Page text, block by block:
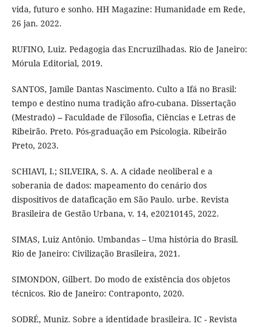
vida, futuro e sonho. HH Magazine: Humanidade em Rede,
26 jan. 2022.
RUFINO, Luiz. Pedagogia das Encruzilhadas. Rio de Janeiro:
Mórula Editorial, 2019.
SANTOS, Jamile Dantas Nascimento. Culto a Ifá no Brasil:
tempo e destino numa tradição afro-cubana. Dissertação
(Mestrado) -- Faculdade de Filosofia, Ciências e Letras de
Ribeirão. Preto. Pós-graduação em Psicologia. Ribeirão
Preto, 2023.
SCHIAVI, I.; SILVEIRA, S. A. A cidade neoliberal e a
soberania de dados: mapeamento do cenário dos
dispositivos de dataficação em São Paulo. urbe. Revista
Brasileira de Gestão Urbana, v. 14, e20210145, 2022.
SIMAS, Luiz Antônio. Umbandas – Uma história do Brasil.
Rio de Janeiro: Civilização Brasileira, 2021.
SIMONDON, Gilbert. Do modo de existência dos objetos
técnicos. Rio de Janeiro: Contraponto, 2020.
SODRÉ, Muniz. Sobre a identidade brasileira. IC - Revista